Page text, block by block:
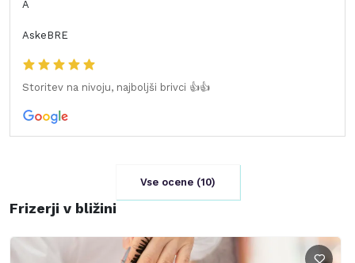
A
AskeBRE
Storitev na nivoju, najboljši brivci 👍👍
Vse ocene (10)
Frizerji v bližini